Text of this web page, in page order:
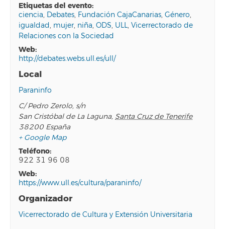
etiquetas del evento:
ciencia, Debates, Fundación CajaCanarias,Género,
igualdad, mujer, niña,ODS, ULL,Vicerrectorado de
Relaciones con la Sociedad
web:
http://debates.webs.ull.es/ull/
Local
Paraninfo
C/ Pedro Zerolo, s/n
San Cristóbal de La Laguna, Santa Cruz de Tenerife
38200 España
+ Google Map
teléfono:
922 31 96 08
web:
https://www.ull.es/cultura/paraninfo/
Organizador
Vicerrectorado de Cultura y Extensión Universitaria